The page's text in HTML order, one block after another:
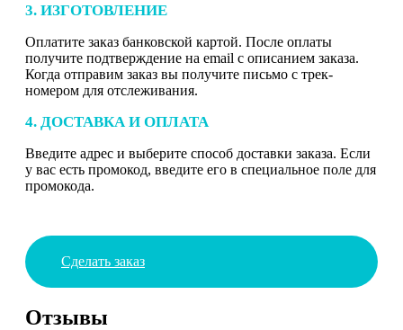
3. ИЗГОТОВЛЕНИЕ
Оплатите заказ банковской картой. После оплаты
получите подтверждение на email с описанием заказа.
Когда отправим заказ вы получите письмо с трек-
номером для отслеживания.
4. ДОСТАВКА И ОПЛАТА
Введите адрес и выберите способ доставки заказа. Если
у вас есть промокод, введите его в специальное поле для
промокода.
Сделать заказ
Отзывы